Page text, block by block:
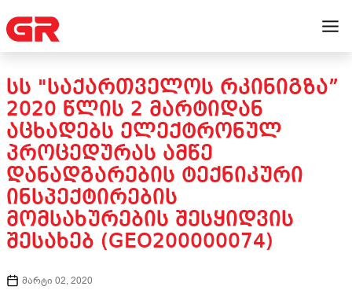
ᲡᲡ "ᲡᲐᲥᲐᲠᲗᲕᲔᲚᲝᲡ ᲠᲙᲘᲜᲘᲒᲖᲐ”
2020 ᲬᲚᲘᲡ 2 ᲛᲐᲠᲢᲘᲓᲐᲜ
ᲐᲪᲮᲐᲓᲔᲑᲡ ᲔᲚᲔᲥᲢᲠᲝᲜᲣᲚ
ᲞᲠᲝᲪᲔᲓᲣᲠᲐᲡ ᲐᲛᲬᲔ
ᲓᲐᲜᲐᲓᲒᲐᲠᲔᲑᲘᲡ ᲢᲔᲥᲜᲘᲙᲣᲠᲘ
ᲘᲜᲡᲞᲔᲥᲢᲘᲠᲔᲑᲘᲡ
ᲛᲝᲛᲡᲐᲮᲣᲠᲔᲑᲘᲡ ᲨᲔᲡᲧᲘᲓᲕᲘᲡ
ᲨᲔᲡᲐᲮᲔᲑ (GEO200000074)
მარტი 02, 2020